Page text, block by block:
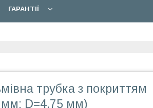
ГАРАНТІЇ
трубка з покриттям
мм; D=4,75 мм)